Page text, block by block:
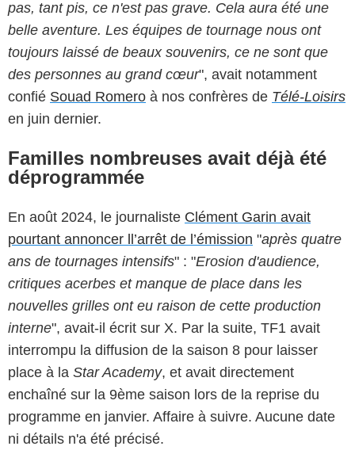
pas, tant pis, ce n'est pas grave. Cela aura été une
belle aventure. Les équipes de tournage nous ont
toujours laissé de beaux souvenirs, ce ne sont que
des personnes au grand cœur", avait notamment
confié Souad Romero à nos confrères de Télé-Loisirs
en juin dernier.
Familles nombreuses avait déjà été
déprogrammée
En août 2024, le journaliste Clément Garin avait
pourtant annoncer ll’arrêt de l’émission "après quatre
ans de tournages intensifs" : "Erosion d'audience,
critiques acerbes et manque de place dans les
nouvelles grilles ont eu raison de cette production
interne", avait-il écrit sur X. Par la suite, TF1 avait
interrompu la diffusion de la saison 8 pour laisser
place à la Star Academy, et avait directement
enchaîné sur la 9ème saison lors de la reprise du
programme en janvier. Affaire à suivre. Aucune date
ni détails n'a été précisé.